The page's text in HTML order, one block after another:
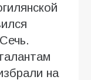
на